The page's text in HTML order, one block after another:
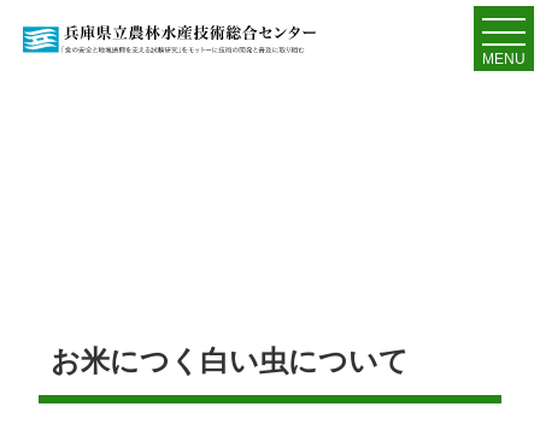
MENU
お米につく白い虫について